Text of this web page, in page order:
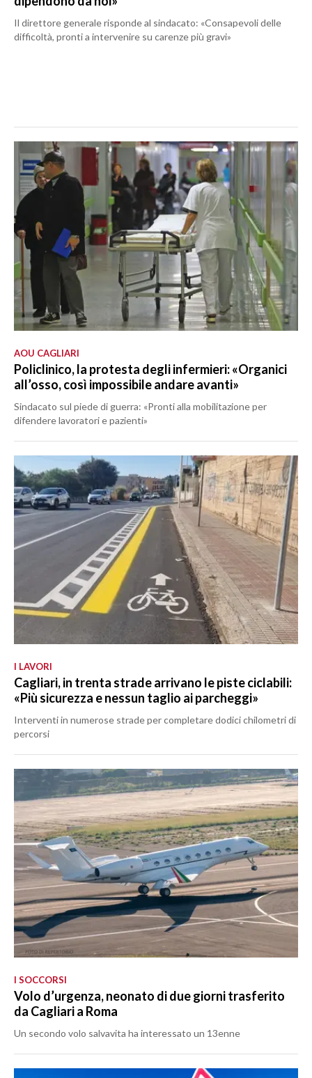
Il direttore generale risponde al sindacato: «Consapevoli delle
difficoltà, pronti a intervenire su carenze più gravi»
AOU CAGLIARI
Policlinico, la protesta degli infermieri: «Organici
all’osso, così impossibile andare avanti»
Sindacato sul piede di guerra: «Pronti alla mobilitazione per
difendere lavoratori e pazienti»
I LAVORI
Cagliari, in trenta strade arrivano le piste ciclabili:
«Più sicurezza e nessun taglio ai parcheggi»
Interventi in numerose strade per completare dodici chilometri di
percorsi
I SOCCORSI
Volo d’urgenza, neonato di due giorni trasferito
da Cagliari a Roma
Un secondo volo salvavita ha interessato un 13enne